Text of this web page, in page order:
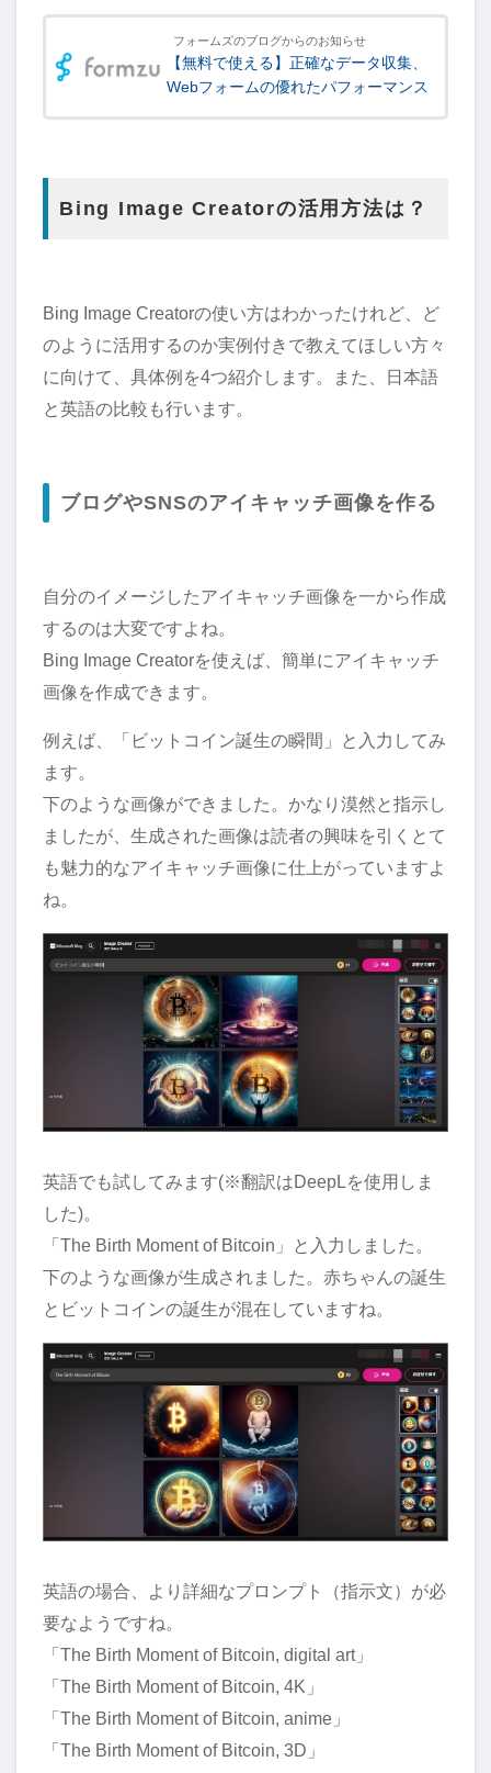
フォームズのブログからのお知らせ
【無料で使える】正確なデータ収集、
Webフォームの優れたパフォーマンス
Bing Image Creatorの活用方法は？
Bing Image Creatorの使い方はわかったけれど、ど
のように活用するのか実例付きで教えてほしい方々
に向けて、具体例を4つ紹介します。また、日本語
と英語の比較も行います。
ブログやSNSのアイキャッチ画像を作る
自分のイメージしたアイキャッチ画像を一から作成
するのは大変ですよね。
Bing Image Creatorを使えば、簡単にアイキャッチ
画像を作成できます。
例えば、「ビットコイン誕生の瞬間」と入力してみ
ます。
下のような画像ができました。かなり漠然と指示し
ましたが、生成された画像は読者の興味を引くとて
も魅力的なアイキャッチ画像に仕上がっていますよ
ね。
英語でも試してみます(※翻訳はDeepLを使用しま
した)。
「The Birth Moment of Bitcoin」と入力しました。
下のような画像が生成されました。赤ちゃんの誕生
とビットコインの誕生が混在していますね。
英語の場合、より詳細なプロンプト（指示文）が必
要なようですね。
「The Birth Moment of Bitcoin, digital art」
「The Birth Moment of Bitcoin, 4K」
「The Birth Moment of Bitcoin, anime」
「The Birth Moment of Bitcoin, 3D」